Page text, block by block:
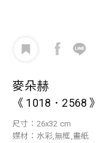
麥朵赫
《 1018．2568 》
尺寸：26x32 cm
媒材：水彩,無框,畫紙